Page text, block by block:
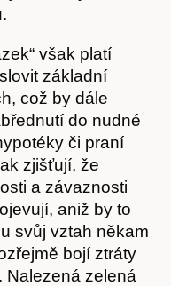
však platí
základní
což by dále
do nudné
či praní
zjišťují, že
a závaznosti
aniž by to
svůj vztah někam
bojí ztráty
Nalezená zelená